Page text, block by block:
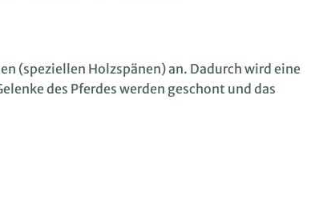
(speziellen Holzspänen) an. Dadurch wird eine
des Pferdes werden geschont und das